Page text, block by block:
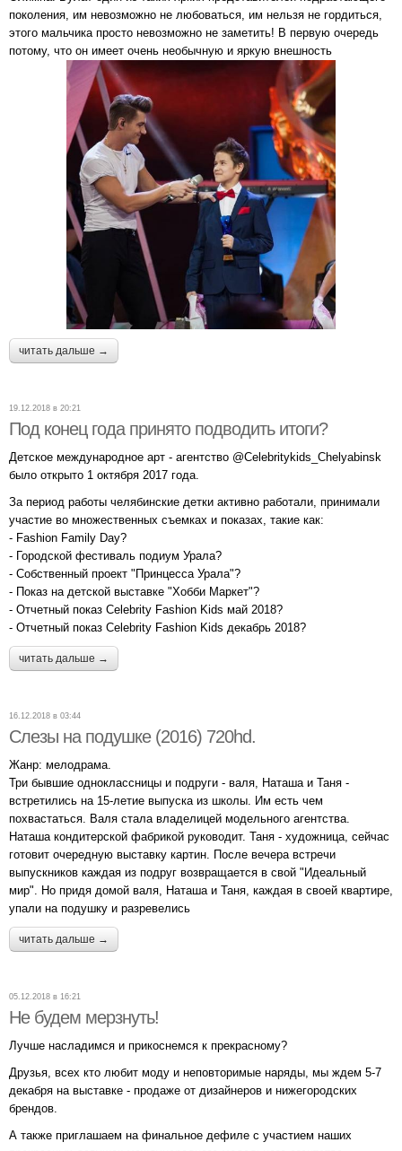
поколения, им невозможно не любоваться, им нельзя не гордиться,
этого мальчика просто невозможно не заметить! В первую очередь
потому, что он имеет очень необычную и яркую внешность
читать дальше →
19.12.2018 в 20:21
Под конец года принято подводить итоги?
Детское международное арт - агентство @Celebritykids_Chelyabinsk
было открыто 1 октября 2017 года.
За период работы челябинские детки активно работали, принимали
участие во множественных съемках и показах, такие как:
- Fashion Family Day?
- Городской фестиваль подиум Урала?
- Собственный проект "Принцесса Урала"?
- Показ на детской выставке "Хобби Маркет"?
- Отчетный показ Celebrity Fashion Kids май 2018?
- Отчетный показ Celebrity Fashion Kids декабрь 2018?
читать дальше →
16.12.2018 в 03:44
Слезы на подушке (2016) 720hd.
Жанр: мелодрама.
Три бывшие одноклассницы и подруги - валя, Наташа и Таня -
встретились на 15-летие выпуска из школы. Им есть чем
похвастаться. Валя стала владелицей модельного агентства.
Наташа кондитерской фабрикой руководит. Таня - художница, сейчас
готовит очередную выставку картин. После вечера встречи
выпускников каждая из подруг возвращается в свой "Идеальный
мир". Но придя домой валя, Наташа и Таня, каждая в своей квартире,
упали на подушку и разревелись
читать дальше →
05.12.2018 в 16:21
Не будем мерзнуть!
Лучше насладимся и прикоснемся к прекрасному?
Друзья, всех кто любит моду и неповторимые наряды, мы ждем 5-7
декабря на выставке - продаже от дизайнеров и нижегородских
брендов.
А также приглашаем на финальное дефиле с участием наших